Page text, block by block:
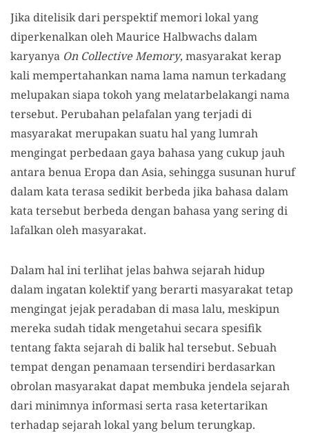
Jika ditelisik dari perspektif memori lokal yang
diperkenalkan oleh Maurice Halbwachs dalam
karyanya On Collective Memory, masyarakat kerap
kali mempertahankan nama lama namun terkadang
melupakan siapa tokoh yang melatarbelakangi nama
tersebut. Perubahan pelafalan yang terjadi di
masyarakat merupakan suatu hal yang lumrah
mengingat perbedaan gaya bahasa yang cukup jauh
antara benua Eropa dan Asia, sehingga susunan huruf
dalam kata terasa sedikit berbeda jika bahasa dalam
kata tersebut berbeda dengan bahasa yang sering di
lafalkan oleh masyarakat.
Dalam hal ini terlihat jelas bahwa sejarah hidup
dalam ingatan kolektif yang berarti masyarakat tetap
mengingat jejak peradaban di masa lalu, meskipun
mereka sudah tidak mengetahui secara spesifik
tentang fakta sejarah di balik hal tersebut. Sebuah
tempat dengan penamaan tersendiri berdasarkan
obrolan masyarakat dapat membuka jendela sejarah
dari minimnya informasi serta rasa ketertarikan
terhadap sejarah lokal yang belum terungkap.